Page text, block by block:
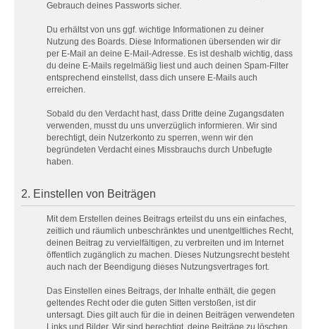
Gebrauch deines Passworts sicher.
Du erhältst von uns ggf. wichtige Informationen zu deiner
Nutzung des Boards. Diese Informationen übersenden wir dir
per E-Mail an deine E-Mail-Adresse. Es ist deshalb wichtig, dass
du deine E-Mails regelmäßig liest und auch deinen Spam-Filter
entsprechend einstellst, dass dich unsere E-Mails auch
erreichen.
Sobald du den Verdacht hast, dass Dritte deine Zugangsdaten
verwenden, musst du uns unverzüglich informieren. Wir sind
berechtigt, dein Nutzerkonto zu sperren, wenn wir den
begründeten Verdacht eines Missbrauchs durch Unbefugte
haben.
2. Einstellen von Beiträgen
Mit dem Erstellen deines Beitrags erteilst du uns ein einfaches,
zeitlich und räumlich unbeschränktes und unentgeltliches Recht,
deinen Beitrag zu vervielfältigen, zu verbreiten und im Internet
öffentlich zugänglich zu machen. Dieses Nutzungsrecht besteht
auch nach der Beendigung dieses Nutzungsvertrages fort.
Das Einstellen eines Beitrags, der Inhalte enthält, die gegen
geltendes Recht oder die guten Sitten verstoßen, ist dir
untersagt. Dies gilt auch für die in deinen Beiträgen verwendeten
Links und Bilder. Wir sind berechtigt, deine Beiträge zu löschen,